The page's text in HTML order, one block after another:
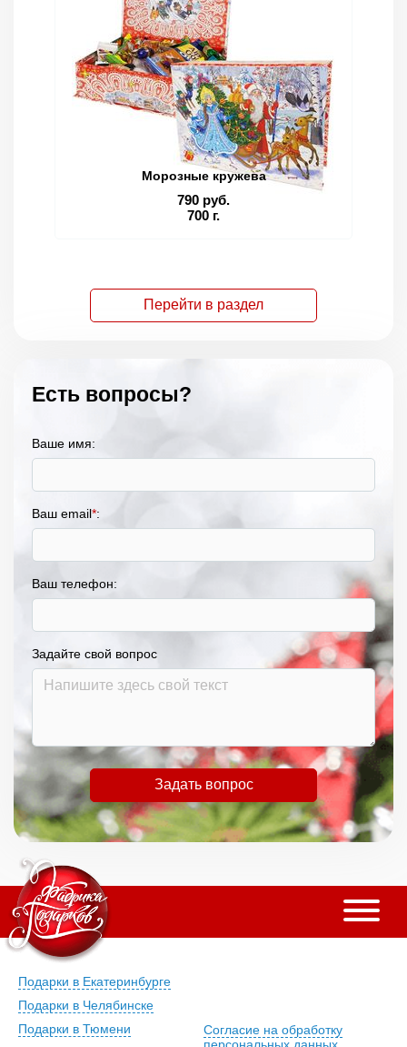
Морозные кружева
790 руб.
700 г.
Перейти в раздел
Есть вопросы?
Ваше имя:
Ваш email*:
Ваш телефон:
Задайте свой вопрос
Задать вопрос
Подарки в Екатеринбурге
Подарки в Челябинске
Подарки в Тюмени
Согласие на обработку